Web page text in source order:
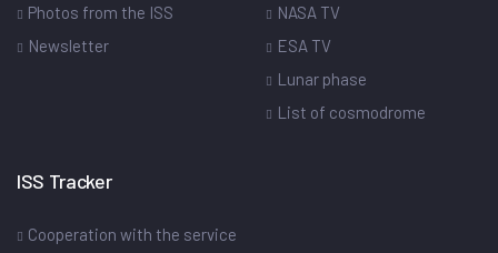
Photos from the ISS
Newsletter
NASA TV
ESA TV
Lunar phase
List of cosmodrome
ISS Tracker
Cooperation with the service